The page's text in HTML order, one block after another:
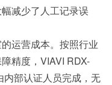
减少了人工记录误
运营成本。按照行业
精度，VIAVI RDX-
部认证人员完成，无